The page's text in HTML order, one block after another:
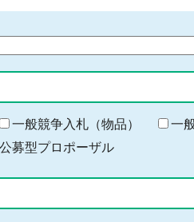
一般競争入札（物品）
一
公募型プロポーザル